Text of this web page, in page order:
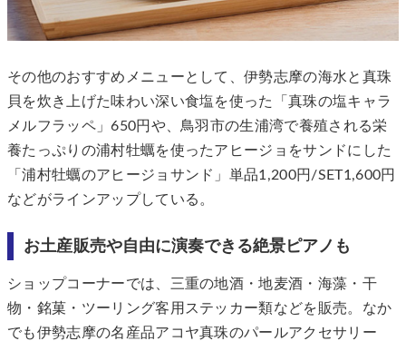
その他のおすすめメニューとして、伊勢志摩の海水と真珠
貝を炊き上げた味わい深い食塩を使った「真珠の塩キャラ
メルフラッペ」650円や、鳥羽市の生浦湾で養殖される栄
養たっぷりの浦村牡蠣を使ったアヒージョをサンドにした
「浦村牡蠣のアヒージョサンド」単品1,200円/SET1,600円
などがラインアップしている。
お土産販売や自由に演奏できる絶景ピアノも
ショップコーナーでは、三重の地酒・地麦酒・海藻・干
物・銘菓・ツーリング客用ステッカー類などを販売。なか
でも伊勢志摩の名産品アコヤ真珠のパールアクセサリー